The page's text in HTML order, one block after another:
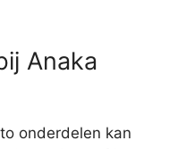
Anaka
onderdelen kan